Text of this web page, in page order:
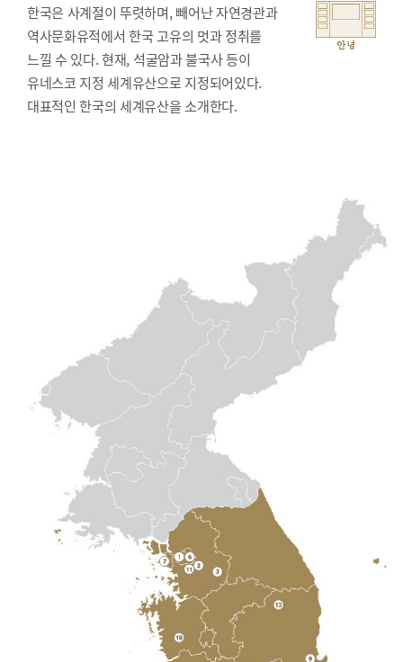
한국은 사계절이 뚜렷하며, 빼어난 자연경관과
역사문화유적에서 한국 고유의 멋과 정취를
느낄 수 있다. 현재, 석굴암과 불국사 등이
유네스코 지정 세계유산으로 지정되어있다.
대표적인 한국의 세계유산을 소개한다.
안녕